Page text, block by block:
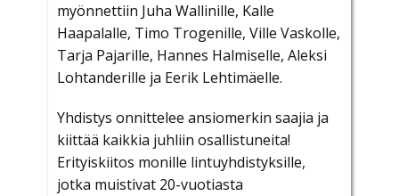
myönnettiin Juha Wallinille, Kalle
Haapalalle, Timo Trogenille, Ville Vaskolle,
Tarja Pajarille, Hannes Halmiselle, Aleksi
Lohtanderille ja Eerik Lehtimäelle.
Yhdistys onnittelee ansiomerkin saajia ja
kiittää kaikkia juhliin osallistuneita!
Erityiskiitos monille lintuyhdistyksille,
jotka muistivat 20-vuotiasta